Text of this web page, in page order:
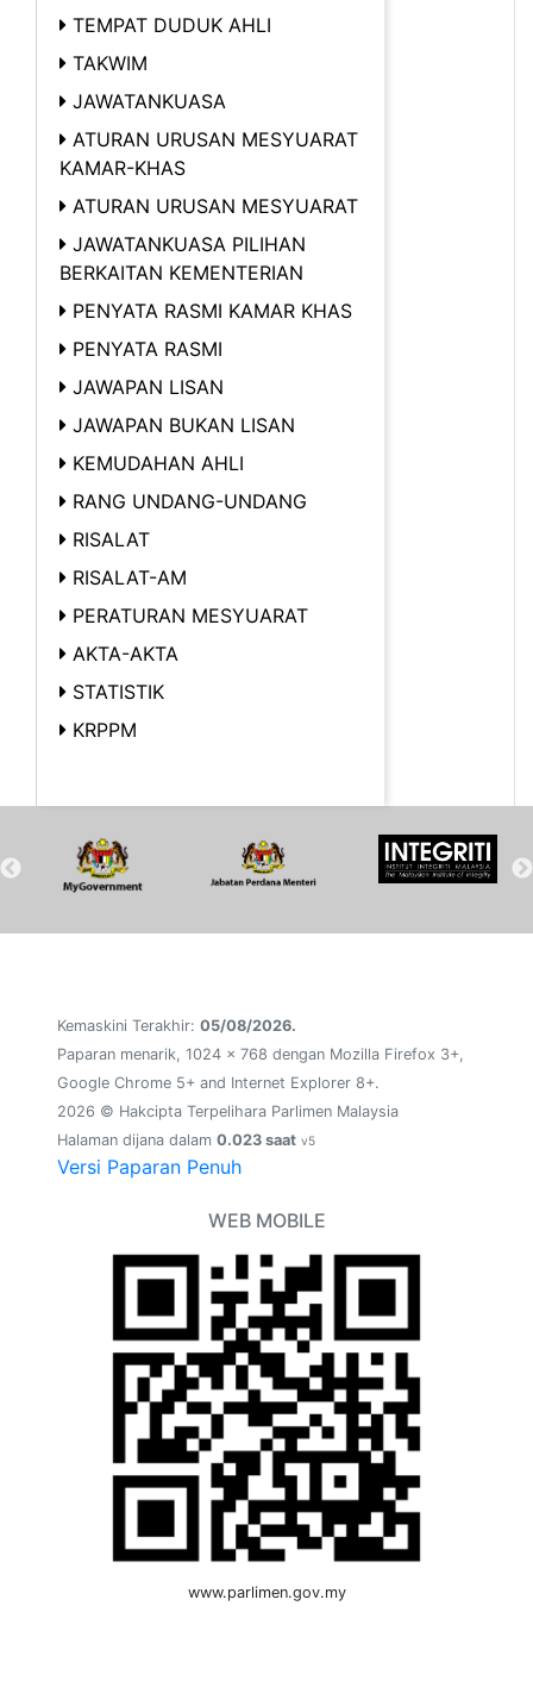
TEMPAT DUDUK AHLI
TAKWIM
JAWATANKUASA
ATURAN URUSAN MESYUARAT
KAMAR-KHAS
ATURAN URUSAN MESYUARAT
JAWATANKUASA PILIHAN
BERKAITAN KEMENTERIAN
PENYATA RASMI KAMAR KHAS
PENYATA RASMI
JAWAPAN LISAN
JAWAPAN BUKAN LISAN
KEMUDAHAN AHLI
RANG UNDANG-UNDANG
RISALAT
RISALAT-AM
PERATURAN MESYUARAT
AKTA-AKTA
STATISTIK
KRPPM
Kemaskini Terakhir: 05/08/2026.
Paparan menarik, 1024 x 768 dengan Mozilla Firefox 3+,
Google Chrome 5+ and Internet Explorer 8+.
2026 © Hakcipta Terpelihara Parlimen Malaysia
Halaman dijana dalam 0.023 saat v5
Versi Paparan Penuh
WEB MOBILE
www.parlimen.gov.my